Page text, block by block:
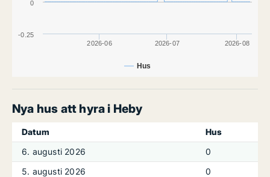
Hus
2026-06 2026-07 2026-08
0
-0.25
Nya hus att hyra i Heby
Datum
Hus
6. augusti 2026
0
5. augusti 2026
0